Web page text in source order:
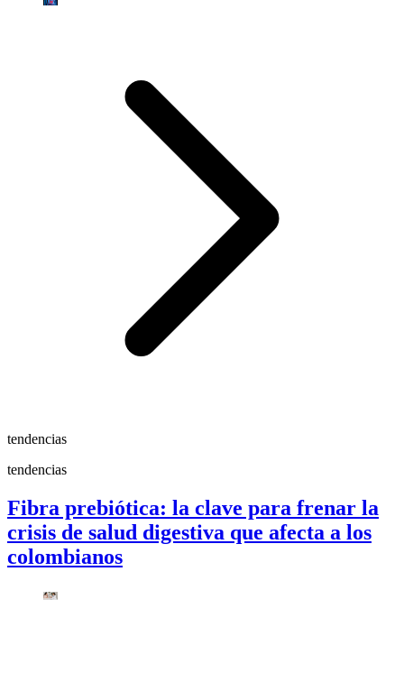
tendencias
tendencias
Fibra prebiótica: la clave para frenar la
crisis de salud digestiva que afecta a los
colombianos